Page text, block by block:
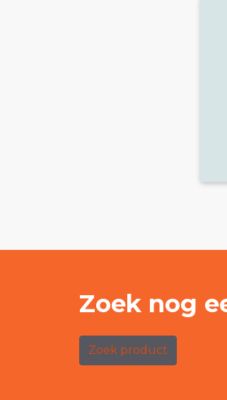
Zoek nog
Zoek product